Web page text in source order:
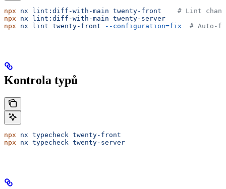
npx nx lint:diff-with-main twenty-front
# Lint
npx nx lint:diff-with-main twenty-server
npx nx lint twenty-front --configuration=fix
# Auto-
Kontrola typů
npx nx typecheck twenty-front
npx nx typecheck twenty-server